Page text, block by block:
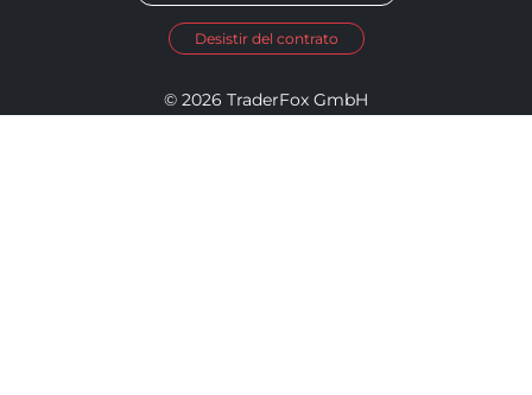
Desistir del contrato
© 2026 TraderFox GmbH